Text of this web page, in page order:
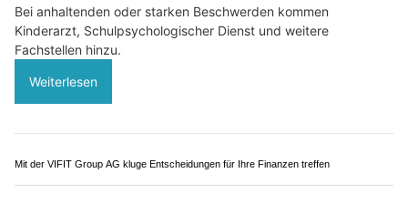
Beste Hörgeräte, persönliche Beratung – Hörakustik Sonnenberg in Frenkendorf BL